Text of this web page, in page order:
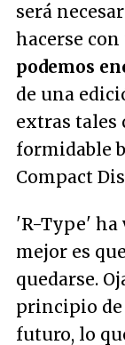
será
hacerse
podemos
de una
extras tales
formidable
Compact
'R-Type' ha
mejor es
quedarse.
principio de
futuro, lo